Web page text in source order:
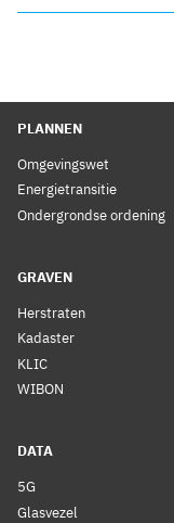
PLANNEN
Omgevingswet
Energietransitie
Ondergrondse ordening
GRAVEN
Herstraten
Kadaster
KLIC
WIBON
DATA
5G
Glasvezel